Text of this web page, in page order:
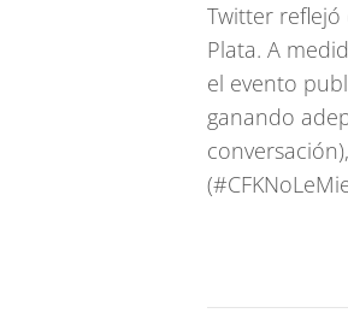
Twitter reflejó
Plata. A
el evento
ganando